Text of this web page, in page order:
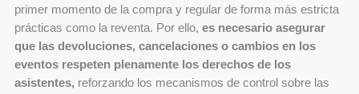
primer momento de la compra y regular de forma más estricta
prácticas como la reventa. Por ello, es necesario asegurar
que las devoluciones, cancelaciones o cambios en los
eventos respeten plenamente los derechos de los
asistentes, reforzando los mecanismos de control sobre las